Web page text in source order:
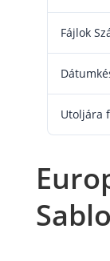
Fájlok
Utoljára